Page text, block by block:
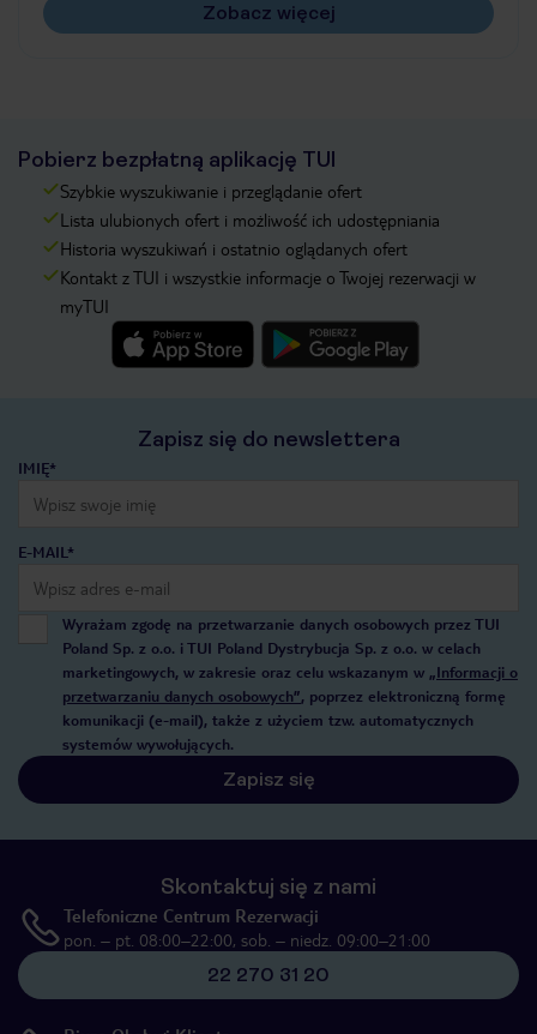
Zobacz więcej
Pobierz bezpłatną aplikację TUI
Szybkie wyszukiwanie i przeglądanie ofert
Lista ulubionych ofert i możliwość ich udostępniania
Historia wyszukiwań i ostatnio oglądanych ofert
Kontakt z TUI i wszystkie informacje o Twojej rezerwacji w
myTUI
Zapisz się do newslettera
IMIĘ*
E-MAIL*
Wyrażam zgodę na przetwarzanie danych osobowych przez TUI
Poland Sp. z o.o. i TUI Poland Dystrybucja Sp. z o.o. w celach
marketingowych, w zakresie oraz celu wskazanym w „Informacji o
przetwarzaniu danych osobowych”, poprzez elektroniczną formę
komunikacji (e-mail), także z użyciem tzw. automatycznych
systemów wywołujących.
Zapisz się
Skontaktuj się z nami
Telefoniczne Centrum Rezerwacji
pon. – pt. 08:00–22:00, sob. – niedz. 09:00–21:00
22 270 31 20